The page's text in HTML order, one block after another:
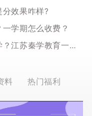
效果咋样?
学期怎么收费？
高三化学一轮复习如何高效学？江苏秦学教育一对一课程管用吗？
料 热门福利